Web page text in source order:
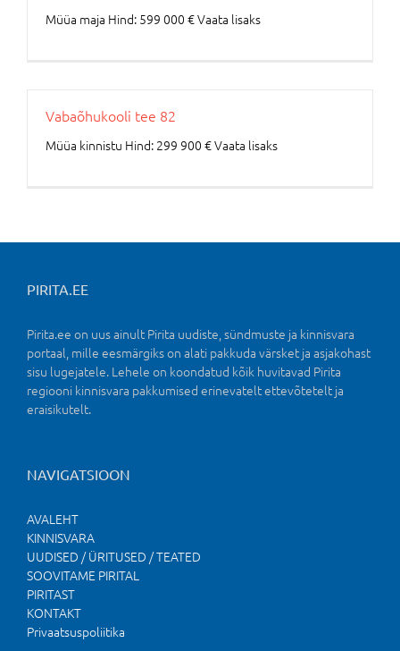
Müüa maja Hind: 599 000 € Vaata lisaks
Vabaõhukooli tee 82
Müüa kinnistu Hind: 299 900 € Vaata lisaks
PIRITA.EE
Pirita.ee on uus ainult Pirita uudiste, sündmuste ja kinnisvara
portaal, mille eesmärgiks on alati pakkuda värsket ja asjakohast
sisu lugejatele. Lehele on koondatud kõik huvitavad Pirita
regiooni kinnisvara pakkumised erinevatelt ettevõtetelt ja
eraisikutelt.
NAVIGATSIOON
AVALEHT
KINNISVARA
UUDISED / ÜRITUSED / TEATED
SOOVITAME PIRITAL
PIRITAST
KONTAKT
Privaatsuspoliitika